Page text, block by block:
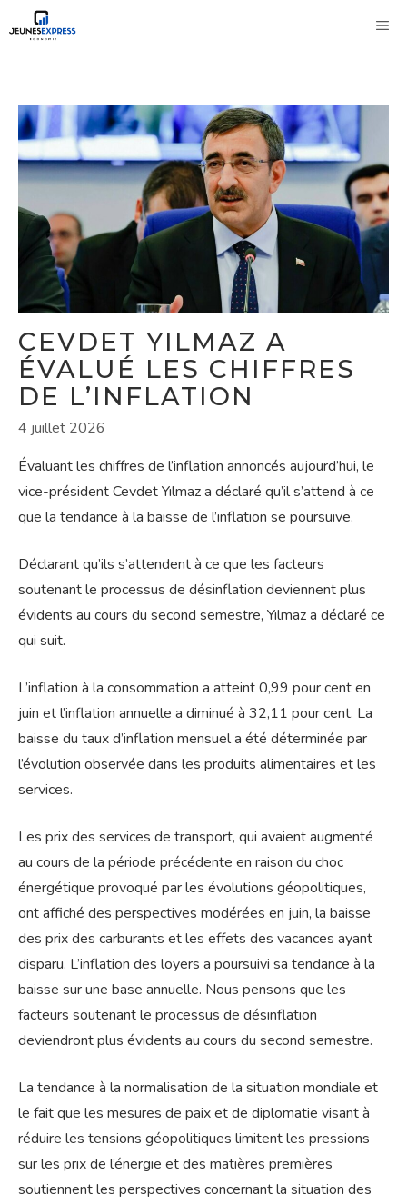
au
CEVDET YILMAZ A
ÉVALUÉ LES CHIFFRES
DE L’INFLATION
4 juillet 2026
Évaluant les chiffres de l’inflation annoncés aujourd’hui, le
vice-président Cevdet Yılmaz a déclaré qu’il s’attend à ce
que la tendance à la baisse de l’inflation se poursuive.
Déclarant qu’ils s’attendent à ce que les facteurs
soutenant le processus de désinflation deviennent plus
évidents au cours du second semestre, Yılmaz a déclaré ce
qui suit.
L’inflation à la consommation a atteint 0,99 pour cent en
juin et l’inflation annuelle a diminué à 32,11 pour cent. La
baisse du taux d’inflation mensuel a été déterminée par
l’évolution observée dans les produits alimentaires et les
services.
Les prix des services de transport, qui avaient augmenté
au cours de la période précédente en raison du choc
énergétique provoqué par les évolutions géopolitiques,
ont affiché des perspectives modérées en juin, la baisse
des prix des carburants et les effets des vacances ayant
disparu. L’inflation des loyers a poursuivi sa tendance à la
baisse sur une base annuelle. Nous pensons que les
facteurs soutenant le processus de désinflation
deviendront plus évidents au cours du second semestre.
La tendance à la normalisation de la situation mondiale et
le fait que les mesures de paix et de diplomatie visant à
réduire les tensions géopolitiques limitent les pressions
sur les prix de l’énergie et des matières premières
soutiennent les perspectives concernant la situation des